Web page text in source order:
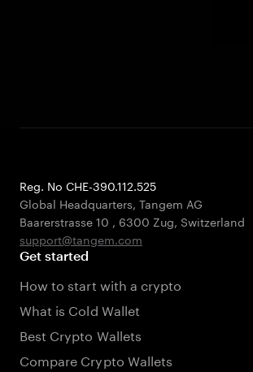
Reg. No CHE-390.112.525
Global Headquarters, Tangem AG
Baarerstrasse 10 , 6300 Zug, Switzerland
support@tangem.com
Get started
How to start with a crypto
What is Cold Wallet
Best Crypto Wallets
Compare Crypto Wallets